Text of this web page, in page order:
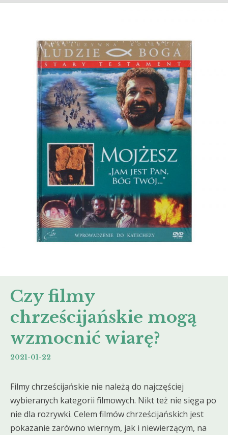
Czy filmy
chrześcijańskie mogą
wzmocnić wiarę?
2021-01-22
Filmy chrześcijańskie nie należą do najczęściej
wybieranych kategorii filmowych. Nikt też nie sięga po
nie dla rozrywki. Celem filmów chrześcijańskich jest
pokazanie zarówno wiernym, jak i niewierzącym, na